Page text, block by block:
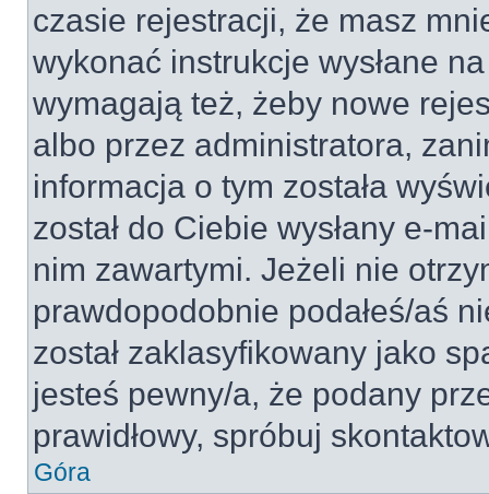
czasie rejestracji, że masz
wykonać instrukcje wysłane
wymagają też, żeby nowe
albo przez administratora,
informacja o tym została
został do Ciebie wysłany e-
nim zawartymi. Jeżeli nie
prawdopodobnie podałeś/aś
został zaklasyfikowany jako
jesteś pewny/a, że podany
prawidłowy, spróbuj
Góra